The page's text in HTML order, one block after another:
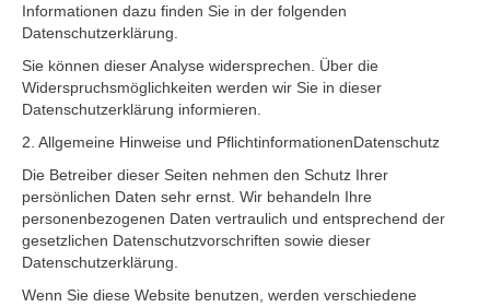
Informationen dazu finden Sie in der folgenden
Datenschutzerklärung.
Sie können dieser Analyse widersprechen. Über die
Widerspruchsmöglichkeiten werden wir Sie in dieser
Datenschutzerklärung informieren.
2. Allgemeine Hinweise und PflichtinformationenDatenschutz
Die Betreiber dieser Seiten nehmen den Schutz Ihrer
persönlichen Daten sehr ernst. Wir behandeln Ihre
personenbezogenen Daten vertraulich und entsprechend der
gesetzlichen Datenschutzvorschriften sowie dieser
Datenschutzerklärung.
Wenn Sie diese Website benutzen, werden verschiedene